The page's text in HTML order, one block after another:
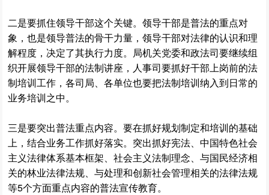
二是要抓住领导干部这个关键。领导干部是普法的重点对
象，也是领导普法的骨干力量，领导干部对法律的认识和理
解程度，决定了其执行力度。局机关党委和政法司要继续组
织开展领导干部的法制讲座，人事司要抓好干部上岗前的法
制培训工作，各司局、各单位也要把法制培训纳入到日常的
业务培训之中。
三是要突出普法重点内容。要在抓好规划制定和培训的基础
上，结合业务工作抓好落实。突出抓好宪法、中国特色社会
主义法律体系基本框架、社会主义法制理念、与国民经济相
关的林业法律法规、与处理和创新社会管理相关的法律法规
等5个方面重点内容的普法宣传教育。